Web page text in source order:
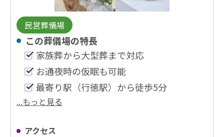
民営葬儀場
この葬儀場の特⻑
家族葬から大型葬まで対応
お通夜時の仮眠も可能
最寄り駅（行徳駅）から徒歩5分
...もっと見る
アクセス